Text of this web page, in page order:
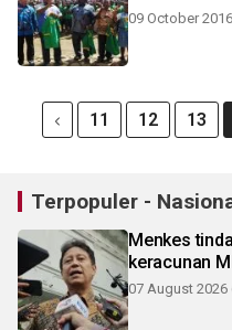
09 October
11 12 13
Terpopuler -
Menkes
keracunan
07 August 2026